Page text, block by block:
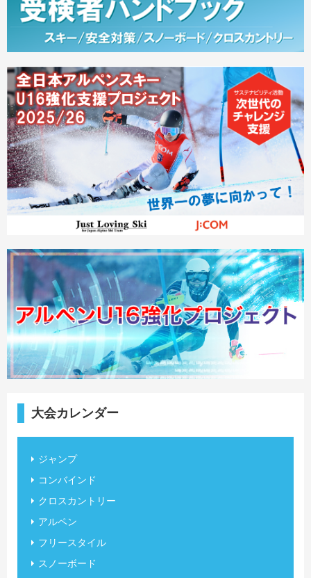
大会カレンダー
ジャンプ
コンバインド
クロスカントリー
アルペン
フリースタイル
スノーボード